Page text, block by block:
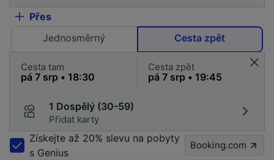
Přes
Jednosměrný
Cesta zpět
Cesta tam Cesta zpět
1 Dospělý (30-59)
Přidat karty
Získejte až 20% slevu na pobyty
s Genius
Booking.com